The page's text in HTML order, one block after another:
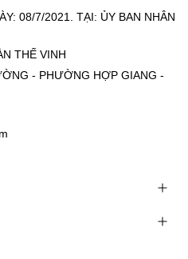
08/7/2021. TẠI: ỦY BAN NHÂN
THẾ VINH
- PHƯỜNG HỢP GIANG -